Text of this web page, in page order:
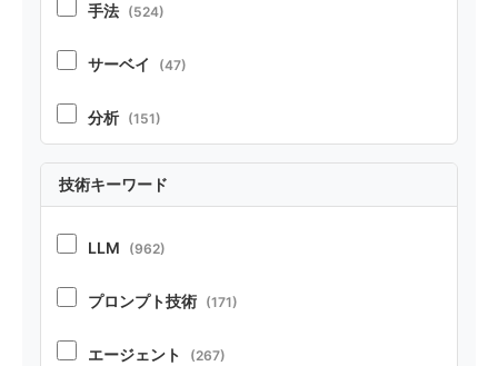
手法 (524)
サーベイ (47)
分析 (151)
技術キーワード
LLM (962)
プロンプト技術 (171)
エージェント (267)